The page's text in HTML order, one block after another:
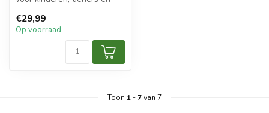
€29,99
Op voorraad
Toon 1 -7van 7